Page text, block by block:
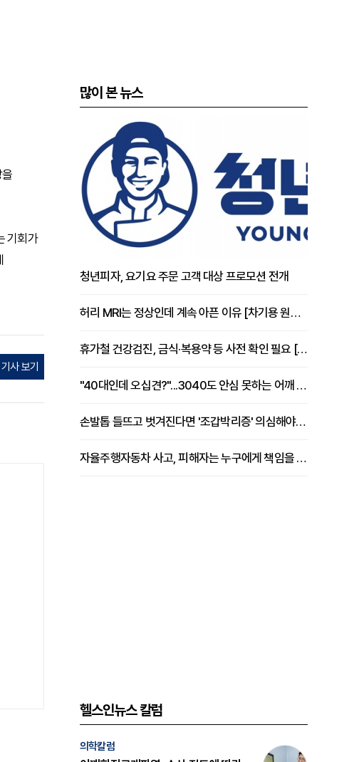
기회가
사 보기
많이 본 뉴스
청년피자, 요기요 주문 고객 대상 프로모션 전개
허리 MRI는 정상인데 계속 아픈 이유 [차기용 원장 칼럼]
휴가철 건강검진, 금식·복용약 등 사전 확인 필요 [정도감 원장 칼럼]
"40대인데 오십견?"...3040도 안심 못하는 어깨 유착성 관절낭염
손발톱 들뜨고 벗겨진다면 '조갑박리증' 의심해야 [김철윤 원장 칼럼]
자율주행자동차 사고, 피해자는 누구에게 책임을 물을 수 있을까
헬스인뉴스 칼럼
의학칼럼